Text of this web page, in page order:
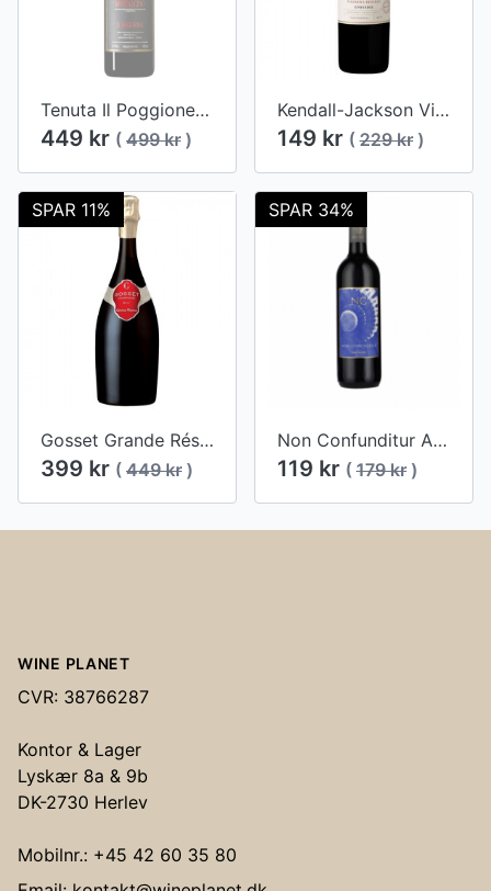
Tenuta Il Poggione Brunello di Montalcino 2016
449 kr ( 499 kr )
Kendall-Jackson Vintner's Reserve Zinfandel 2015
149 kr ( 229 kr )
SPAR 11%
Gosset Grande Réserve Brut
399 kr ( 449 kr )
SPAR 34%
Non Confunditur Argiano 2019
119 kr ( 179 kr )
WINE PLANET
CVR: 38766287
Kontor & Lager
Lyskær 8a & 9b
DK-2730 Herlev
Mobilnr.: +45 42 60 35 80